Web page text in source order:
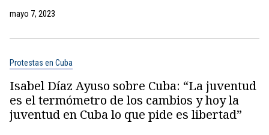
mayo 7, 2023
Protestas en Cuba
Isabel Díaz Ayuso sobre Cuba: “La juventud
es el termómetro de los cambios y hoy la
juventud en Cuba lo que pide es libertad”